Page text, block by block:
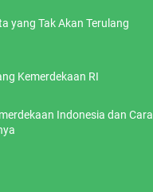
yang Tak Akan Terulang
Kemerdekaan RI
Indonesia dan Cara